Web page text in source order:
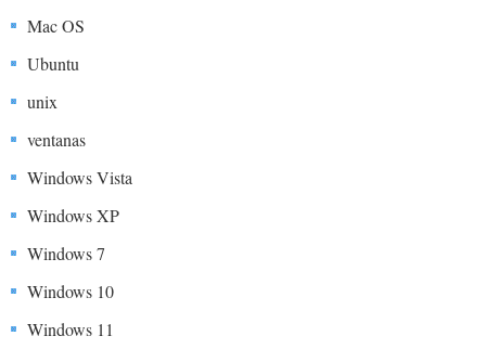
Mac OS
Ubuntu
unix
ventanas
Windows Vista
Windows XP
Windows 7
Windows 10
Windows 11